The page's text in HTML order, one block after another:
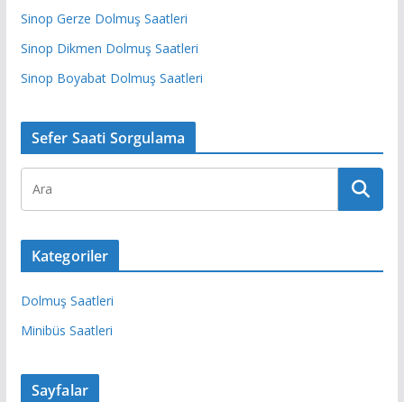
Sinop Gerze Dolmuş Saatleri
Sinop Dikmen Dolmuş Saatleri
Sinop Boyabat Dolmuş Saatleri
Sefer Saati Sorgulama
Kategoriler
Dolmuş Saatleri
Minibüs Saatleri
Sayfalar